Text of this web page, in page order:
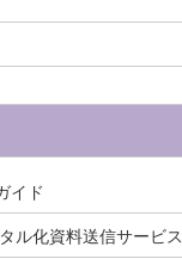
イド
ル化資料送信サービス